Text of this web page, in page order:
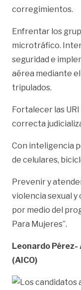
corregimientos.
Enfrentar los
microtráfico.
seguridad e
aérea mediante
tripulados.
Fortalecer las
correcta
Con inteligencia
de celulares,
Prevenir y
violencia sexual y
por medio del
Para Mujeres”.
Leonardo Pérez-
(AICO)